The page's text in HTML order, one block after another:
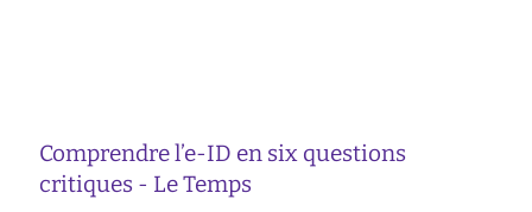
Comprendre l’e-ID en six questions
critiques - Le Temps